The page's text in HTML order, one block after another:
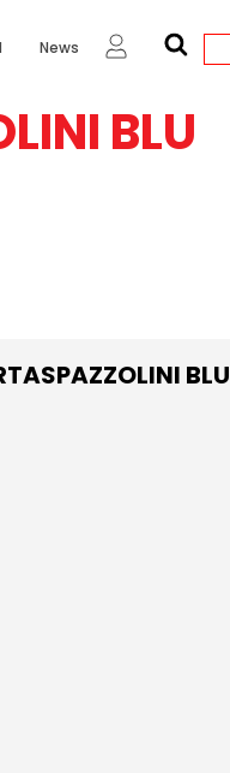
News
BLU
BLU